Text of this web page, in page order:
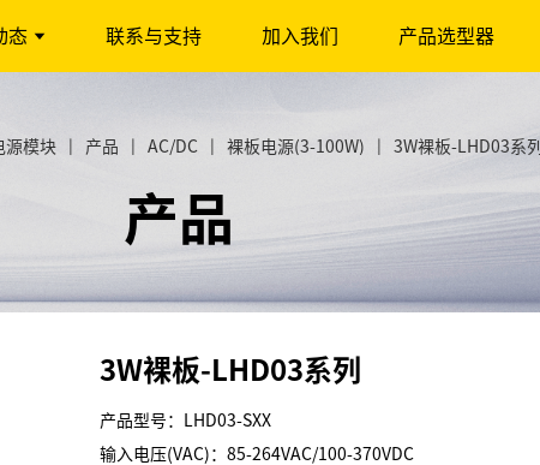
态 联系与支持 加入我们 产品选型器
源模块 产品 AC/DC 裸板电源(3-100W) 3W裸板-LHD03系列
产品
3W裸板-LHD03系列
产品型号：LHD03-SXX
输入电压(VAC)：85-264VAC/100-370VDC